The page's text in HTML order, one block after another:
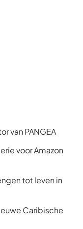
van PANGEA
voor Amazon
tot leven in
Caribische